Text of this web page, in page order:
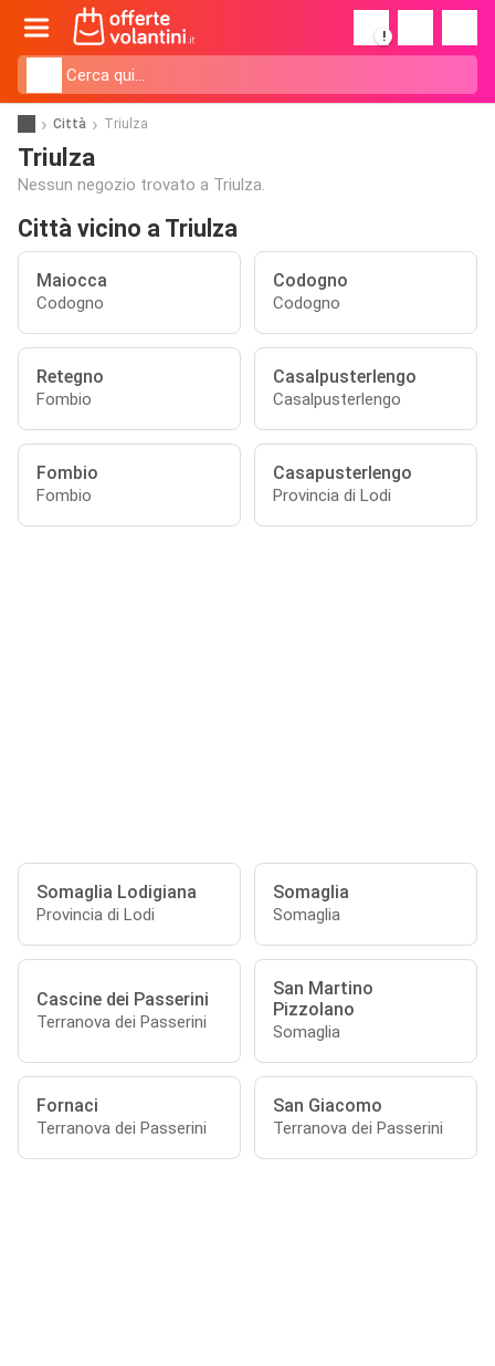
!
Città Triulza
Triulza
Nessun negozio trovato a Triulza.
Città vicino a Triulza
Maiocca
Codogno
Codogno
Codogno
Retegno
Fombio
Casalpusterlengo
Casalpusterlengo
Fombio
Fombio
Casapusterlengo
Provincia di Lodi
Somaglia Lodigiana
Provincia di Lodi
Somaglia
Somaglia
Cascine dei Passerini
Terranova dei Passerini
San Martino
Pizzolano
Somaglia
Fornaci
Terranova dei Passerini
San Giacomo
Terranova dei Passerini